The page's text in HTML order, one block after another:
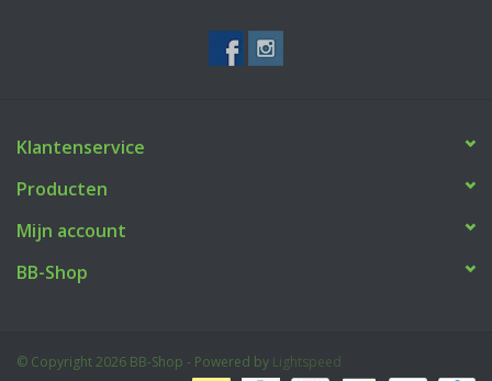
Klantenservice
Producten
Mijn account
BB-Shop
© Copyright 2026 BB-Shop - Powered by Lightspeed